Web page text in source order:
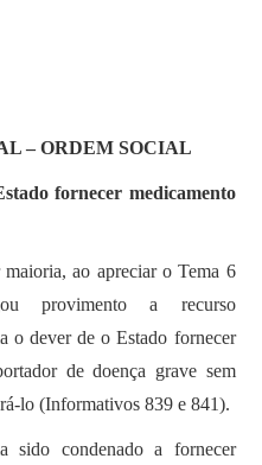
– ORDEM SOCIAL
fornecer medicamento
ao apreciar o Tema 6
provimento a recurso
o dever de o Estado fornecer
de doença grave sem
lo (Informativos 839 e 841).
sido condenado a fornecer